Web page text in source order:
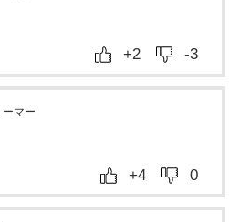
+2 -3
マー
+4 0